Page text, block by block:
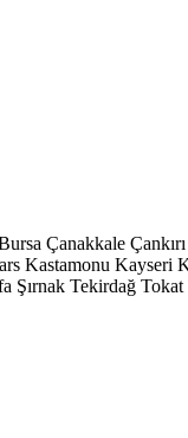
Çanakkale Çankırı
Kastamonu Kayseri
Şırnak Tekirdağ Tokat